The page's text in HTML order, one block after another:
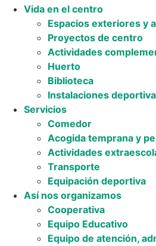
Vida en el centro
Espacios exteriores y
Proyectos de centro
Actividades
Huerto
Biblioteca
Instalaciones
Servicios
Comedor
Acogida temprana y
Actividades
Transporte
Equipación deportiva
Así nos organizamos
Cooperativa
Equipo Educativo
Equipo de atención,